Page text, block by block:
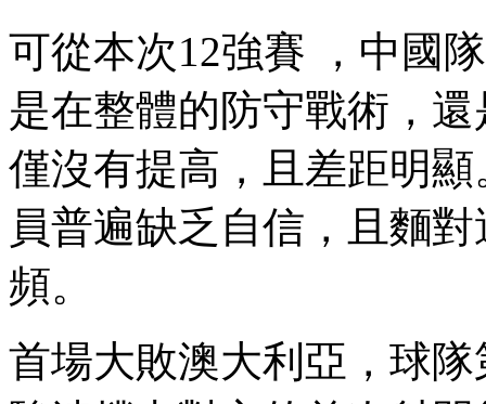
可從本次12強賽 ，中國
是在整體的防守戰術
僅沒有提高，且差距明顯
員普遍缺乏自信，且
頻。
首場大敗澳大利亞，球